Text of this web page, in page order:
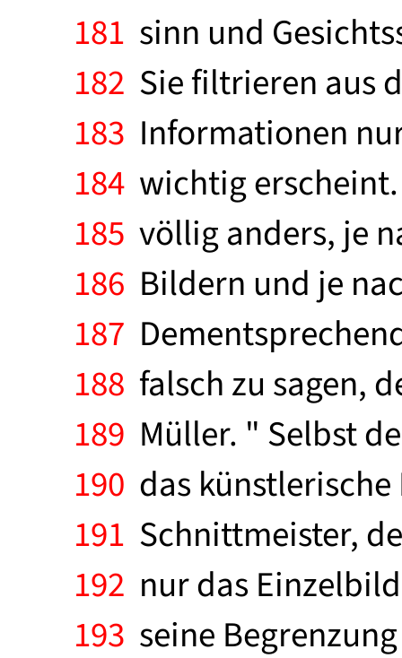
181 sinn und
182 Sie filtrieren aus
183 Informationen
184 wichtig
185 völlig anders, je
186 Bildern und je
187
188 falsch zu sagen,
189 Müller. " Selbst
190 das
191 Schnittmeister,
192 nur das
193 seine